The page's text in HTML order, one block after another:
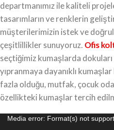
departmanımız ile kaliteli
tasarımların ve renklerin
müşterilerimizin istek ve
çeşitlillikler sunuyoruz. Ofis
seçtiğimiz kumaşlarda
yıpranmaya dayanıklı
fazla olduğu, mutfak, çocuk
özellikteki kumaşlar tercih
Video
Media error: Format(s) not